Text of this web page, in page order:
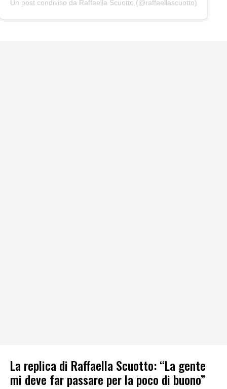
Un post condiviso da Raffaella Scuotto (@raffaellascuotto)
La replica di Raffaella Scuotto: “La gente
mi deve far passare per la poco di buono”